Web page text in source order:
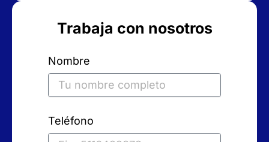
Trabaja con nosotros
Nombre
Teléfono